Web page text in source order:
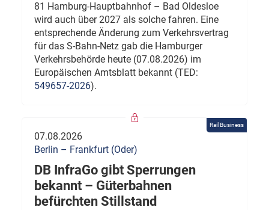
81 Hamburg-Hauptbahnhof – Bad Oldesloe
wird auch über 2027 als solche fahren. Eine
entsprechende Änderung zum Verkehrsvertrag
für das S-Bahn-Netz gab die Hamburger
Verkehrsbehörde heute (07.08.2026) im
Europäischen Amtsblatt bekannt (TED:
549657-2026).
Rail Business
07.08.2026
Berlin – Frankfurt (Oder)
DB InfraGo gibt Sperrungen
bekannt – Güterbahnen
befürchten Stillstand